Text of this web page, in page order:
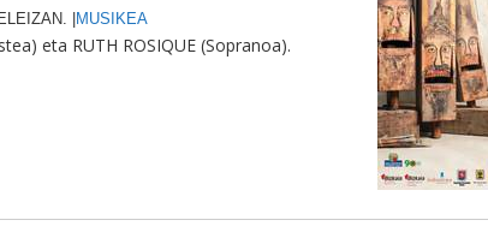
| MUSIKEA
eta RUTH ROSIQUE (Sopranoa).